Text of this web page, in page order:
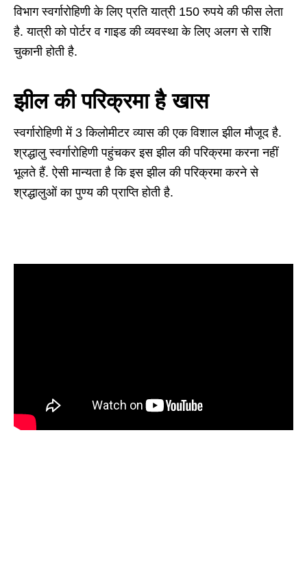
विभाग स्वर्गारोहिणी के लिए प्रति यात्री 150 रुपये की फीस लेता
है. यात्री को पोर्टर व गाइड की व्यवस्था के लिए अलग से राशि
चुकानी होती है.
झील की परिक्रमा है खास
स्वर्गारोहिणी में 3 किलोमीटर व्यास की एक विशाल झील मौजूद है.
श्रद्धालु स्वर्गारोहिणी पहुंचकर इस झील की परिक्रमा करना नहीं
भूलते हैं. ऐसी मान्यता है कि इस झील की परिक्रमा करने से
श्रद्धालुओं का पुण्य की प्राप्ति होती है.